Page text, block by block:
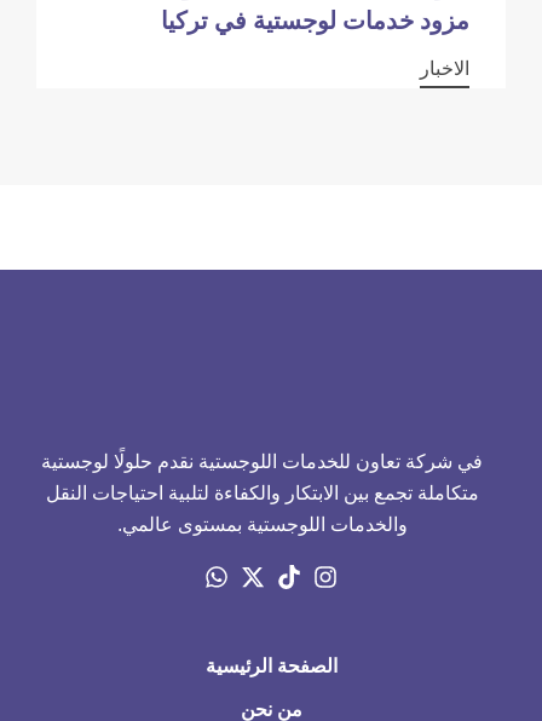
مزود خدمات لوجستية في تركيا
الاخبار
في شركة تعاون للخدمات اللوجستية نقدم حلولًا لوجستية
متكاملة تجمع بين الابتكار والكفاءة لتلبية احتياجات النقل
والخدمات اللوجستية بمستوى عالمي.
الصفحة الرئيسية
من نحن